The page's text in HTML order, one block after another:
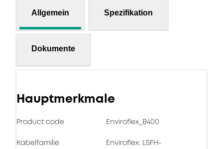
Allgemein Spezifikation
Dokumente
Hauptmerkmale
Product code Enviroflex_B400
Kabelfamilie
Enviroflex: LSFH-